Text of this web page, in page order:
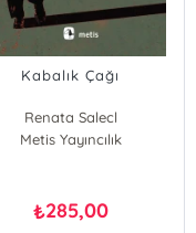
Kabalık Çağı
Renata Salecl
Metis Yayıncılık
₺285,00